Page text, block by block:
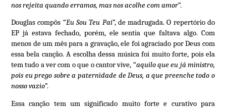
nos rejeita quando erramos, mas nos acolhe com amor”.
Douglas compôs “Eu Sou Teu Pai”, de madrugada. O repertório do
EP já estava fechado, porém, ele sentia que faltava algo. Com
menos de um mês para a gravação, ele foi agraciado por Deus com
essa bela canção. A escolha dessa música foi muito forte, pois ela
tem tudo a ver com o que o cantor vive, “aquilo que eu já ministro,
pois eu prego sobre a paternidade de Deus, a que preenche todo o
nosso vazio”.
Essa canção tem um significado muito forte e curativo para